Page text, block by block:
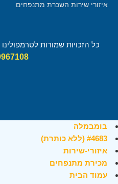
איזורי שירות השכרת מתנפחים
כל הזכויות שמורות
בומבמלה
#4683 (ללא כותרת)
איזורי-שירות
מכירת מתנפחים
עמוד הבית